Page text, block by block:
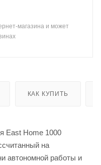
магазина и может
КАК КУПИТЬ
East Home 1000
на
автономной работы и